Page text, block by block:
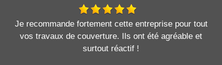
Je recommande fortement cette entreprise pour tout
vos travaux de couverture. Ils ont été agréable et
surtout réactif !